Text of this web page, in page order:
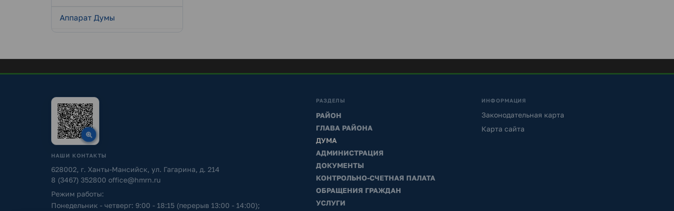
Аппарат Думы
НАШИ КОНТАКТЫ
628002, г. Ханты-Мансийск, ул. Гагарина, д. 214
8 (3467) 352800 office@hmrn.ru
Режим работы:
Понедельник - четверг: 9:00 - 18:15 (перерыв 13:00 - 14:00);
РАЗДЕЛЫ
РАЙОН
ГЛАВА РАЙОНА
ДУМА
АДМИНИСТРАЦИЯ
ДОКУМЕНТЫ
КОНТРОЛЬНО-СЧЕТНАЯ ПАЛАТА
ОБРАЩЕНИЯ ГРАЖДАН
УСЛУГИ
ИНФОРМАЦИЯ
Законодательная карта
Карта сайта